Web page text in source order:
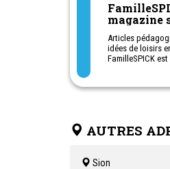
magazine
parents
Articles
idées de loisirs
FamilleSPICK
AUTRES
Sion